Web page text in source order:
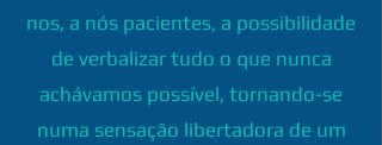
nos, a nós pacientes, a possibilidade
de verbalizar tudo o que nunca
achávamos possível, tornando-se
numa sensação libertadora de um